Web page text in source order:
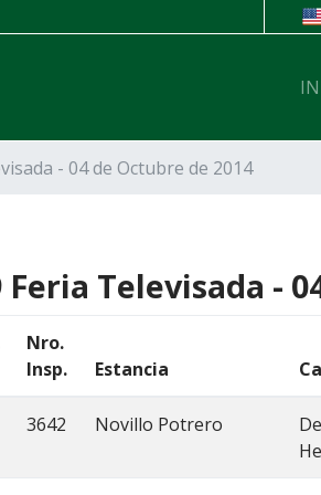
- 04 de Octubre de 2014
Feria Televisada -
Nro.
Insp.
Estancia
3642 Novillo Potrero